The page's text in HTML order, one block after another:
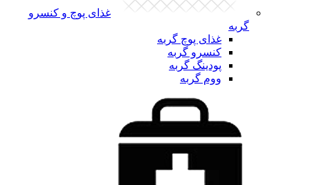
غذای پوچ و کنسرو
گربه
غذای پوچ گربه
کنسرو گربه
پودینگ گربه
ووم گربه